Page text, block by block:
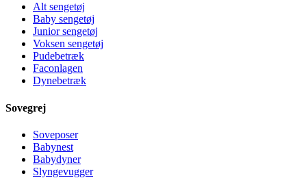
Alt sengetøj
Baby sengetøj
Junior sengetøj
Voksen sengetøj
Pudebetræk
Faconlagen
Dynebetræk
Sovegrej
Soveposer
Babynest
Babydyner
Slyngevugger